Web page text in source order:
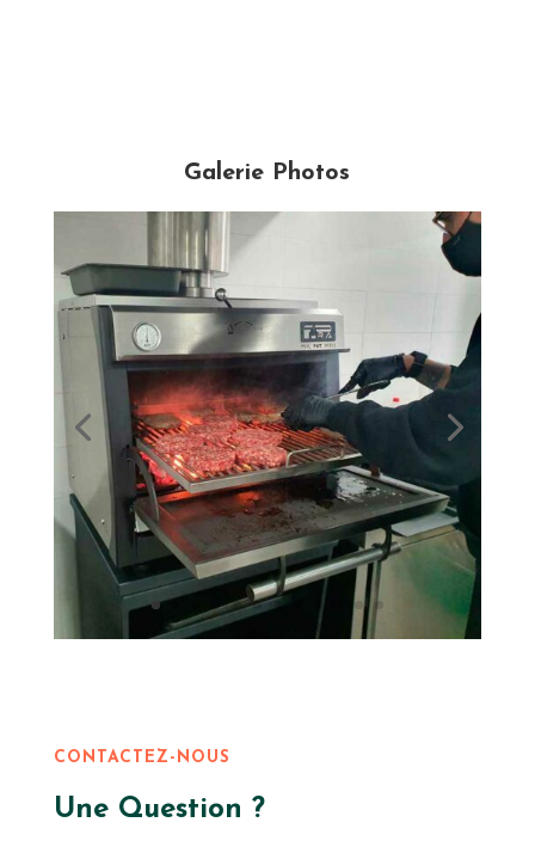
Galerie Photos
CONTACTEZ-NOUS
Une Question ?